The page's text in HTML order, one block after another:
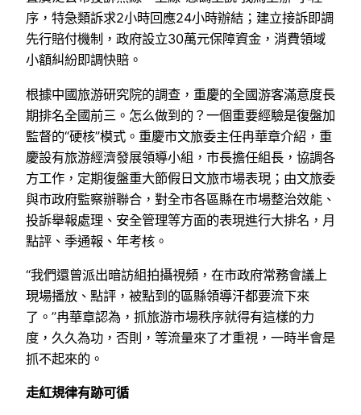
序，特急類訴求2小時回應24小時辦結；建立接訴即調
先行賠付機制，政府設立30萬元保障資金，消費領域
小額糾紛即調快賠。
根據中國旅游研究院的調查，重慶的全國游客滿意度長
期排名全國前三。怎么做到的？一個重要經驗是復盤加
監督的“硬核”模式。重慶市文旅委主任冉華章介紹，重
慶設有旅游經濟發展領導小組，市長擔任組長，協調各
方工作，定期復盤重大節假日文旅市場表現；由文旅委
與市政府監察辦聯合，對全市各區縣在市場整治效能、
投訴舉報處理、安全管理等方面的表現進行大排名，月
點評、季通報、年考核。
“我們還曾派出暗訪組拍攝視頻，在市政府常務會議上
現場播放、點評，被點到的區縣領導汗都要流下來
了。”冉華章認為，抓旅游市場秩序就得有這樣的力
度，久久為功，否則，等流量來了才重視，一時半會是
抓不起來的。
走紅規律有跡可循